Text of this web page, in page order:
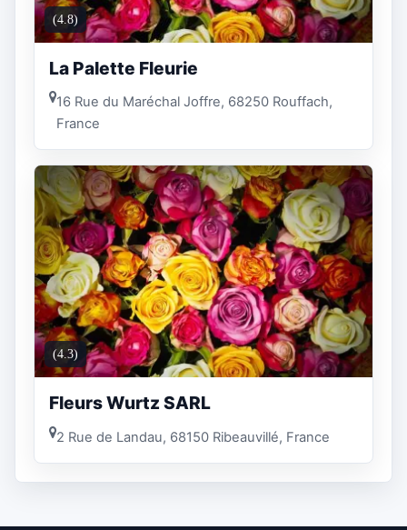
(4.8)
La Palette Fleurie
16 Rue du Maréchal Joffre, 68250 Rouffach,
France
(4.3)
Fleurs Wurtz SARL
2 Rue de Landau, 68150 Ribeauvillé, France